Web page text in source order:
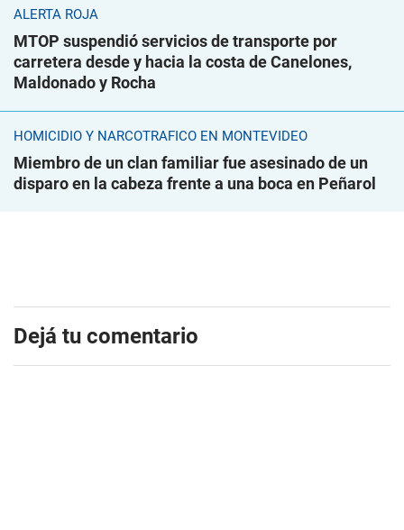
ALERTA ROJA
MTOP suspendió servicios de transporte por
carretera desde y hacia la costa de Canelones,
Maldonado y Rocha
HOMICIDIO Y NARCOTRÁFICO EN MONTEVIDEO
Miembro de un clan familiar fue asesinado de un
disparo en la cabeza frente a una boca en Peñarol
Dejá tu comentario